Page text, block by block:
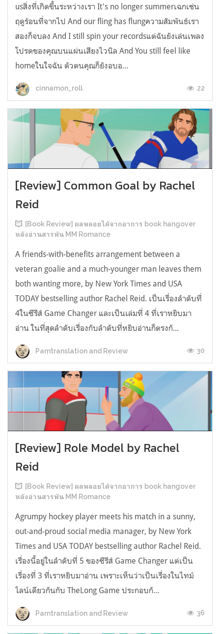
usสิ่งที่เกิดขึ้นระหว่างเรา It's no longer summerเฉกเช่น
ฤดูร้อนที่จากไป And our fling has flungความสัมพันธ์เรา
สองก็จบลง And I still spin your recordsแต่ฉันยังเล่นเพลง
โปรดของคุณบนแผ่นเสียงไวนิล And You still feel like
homeในใจฉัน ตัวตนคุณก็ยังอบอ...
cinnamon_roll 22
[Review] Common Goal by Rachel
Reid
[Book Review] ผลพลอยได้จากอาการ book hangover
หลังอ่านสารพัน MM Romance
A friends-with-benefits arrangement between a
veteran goalie and a much-younger man leaves them
both wanting more, by New York Times and USA
TODAY bestselling author Rachel Reid. เป็นเรื่องลำดับที่
4ในซีรีส์ Game Changer และเป็นเล่มที่ 4 ที่เราหยิบมา
อ่าน ในที่สุดลำดับเรื่องกับลำดับที่หยิบอ่านก็ตรงกั...
Parntranslation and Review 30
[Review] Role Model by Rachel
Reid
[Book Review] ผลพลอยได้จากอาการ book hangover
หลังอ่านสารพัน MM Romance
Agrumpy hockey player meets his match in a sunny,
out-and-proud social media manager, by New York
Times and USA TODAY bestselling author Rachel Reid.
เรื่องนี้อยู่ในลำดับที่ 5 ของซีรีส์ Game Changer แต่เป็น
เรื่องที่ 3 ที่เราหยิบมาอ่าน เพราะเห็นว่าเป็นเรื่องในไทม์
ไลน์เดียวกันกับ TheLong Game ประกอบกั...
Parntranslation and Review 36